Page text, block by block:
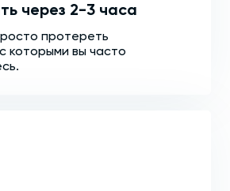
через 2-3 часа
протереть
которыми вы часто